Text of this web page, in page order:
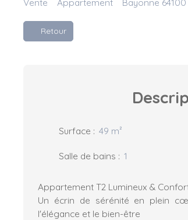
Retour
Surface : 49 m²
Salle de bains : 1
Appartement T2 Lumineux &
Un écrin de sérénité en plein
l'élégance et le bien-être